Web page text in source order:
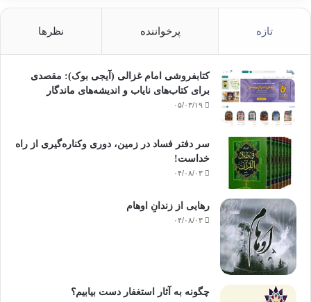
تازه پرخواننده نظرها
کتابفروشی امام غزالی (آیجی بوک): مقصدی
برای کتاب‌های نایاب و اندیشه‌های ماندگار
۰۵/۰۳/۱۹
سر دفتر فساد در زمین‌، دوری وکناره‌گیری از راه
خداست‌!
۰۴/۰۸/۰۳
رهایی از زندانِ اوهام
۰۴/۰۸/۰۳
چگونه به آثار استغفار دست بیابیم؟